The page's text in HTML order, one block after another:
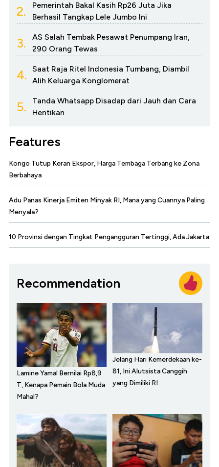
2.
Pemerintah Bakal Kasih Rp26 Juta Jika
Berhasil Tangkap Lele Jumbo Ini
3.
AS Salah Tembak Pesawat Penumpang Iran,
290 Orang Tewas
4.
Saat Raja Ritel Indonesia Tumbang, Diambil
Alih Keluarga Konglomerat
5.
Tanda Whatsapp Disadap dari Jauh dan Cara
Hentikan
Features
Kongo Tutup Keran Ekspor, Harga Tembaga Terbang ke Zona
Berbahaya
Adu Panas Kinerja Emiten Minyak RI, Mana yang Cuannya Paling
Menyala?
10 Provinsi dengan Tingkat Pengangguran Tertinggi, Ada Jakarta
Recommendation
Lamine Yamal Bernilai Rp8,9
T, Kenapa Pemain Bola Muda
Mahal?
Jelang Hari Kemerdekaan ke-
81, Ini Alutsista Canggih
yang Dimiliki RI